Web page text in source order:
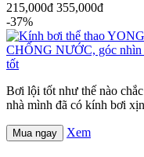
215,000đ 355,000đ
-37%
Bơi lội tốt như thế nào
nhà mình đã có kính bơi
Mua ngay Xem